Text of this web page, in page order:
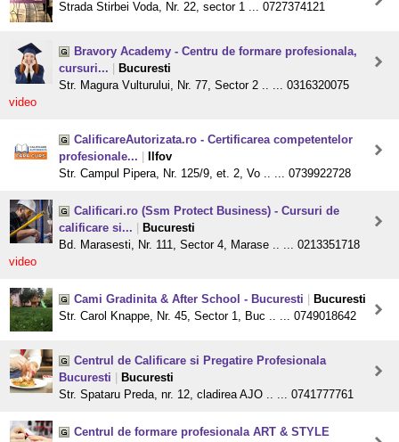
Strada Stirbei Voda, Nr. 22, sector 1 ... 0727374121
Bravory Academy - Centru de formare profesionala,
cursuri...
Bucuresti
Str. Magura Vulturului, Nr. 77, Sector 2 .. ... 0316320075
video
CalificareAutorizata.ro - Certificarea competentelor
profesionale...
Ilfov
Str. Campul Pipera, Nr. 125/9, et. 2, Vo .. ... 0739922728
Calificari.ro (Ssm Protect Business) - Cursuri de
calificare si...
Bucuresti
Bd. Marasesti, Nr. 111, Sector 4, Marase .. ... 0213351718
video
Cami Gradinita & After School - Bucuresti
Bucuresti
Str. Carol Knappe, Nr. 45, Sector 1, Buc .. ... 0749018642
Centrul de Calificare si Pregatire Profesionala
Bucuresti
Bucuresti
Str. Spataru Preda, nr. 12, cladirea AJO .. ... 0741777761
Centrul de formare profesionala ART & STYLE